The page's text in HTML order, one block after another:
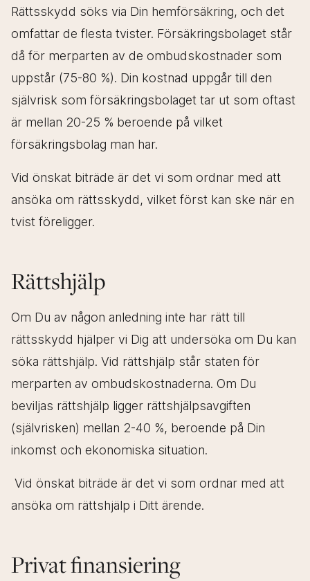
Ring oss
Behöver Du snabb hjälp så är det alltid bäst att
Maila oss
Har Du en generell fråga eller om situationen inte
är akut är det alltid bäst att maila oss.
info@molenda.se
Rättsskydd söks via Din hemförsäkring, och det
omfattar de flesta tvister. Försäkringsbolaget står
då för merparten av de ombudskostnader som
uppstår (75-80 %). Din kostnad uppgår till den
självrisk som försäkringsbolaget tar ut som oftast
är mellan 20-25 % beroende på vilket
försäkringsbolag man har.
Vid önskat biträde är det vi som ordnar med att
ansöka om rättsskydd, vilket först kan ske när en
tvist föreligger.
Rättshjälp
Om Du av någon anledning inte har rätt till
rättsskydd hjälper vi Dig att undersöka om Du kan
söka rättshjälp. Vid rättshjälp står staten för
merparten av ombudskostnaderna. Om Du
beviljas rättshjälp ligger rättshjälpsavgiften
(självrisken) mellan 2-40 %, beroende på Din
inkomst och ekonomiska situation.
Vid önskat biträde är det vi som ordnar med att
ansöka om rättshjälp i Ditt ärende.
Privat finansiering